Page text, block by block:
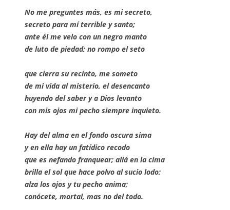
No me preguntes más, es mi secreto,
secreto para mí terrible y santo;
ante él me velo con un negro manto
de luto de piedad; no rompo el seto
que cierra su recinto, me someto
de mi vida al misterio, el desencanto
huyendo del saber y a Dios levanto
con mis ojos mi pecho siempre inquieto.
Hay del alma en el fondo oscura sima
y en ella hay un fatídico recodo
que es nefando franquear; allá en la cima
brilla el sol que hace polvo al sucio lodo;
alza los ojos y tu pecho anima;
conócete, mortal, mas no del todo.